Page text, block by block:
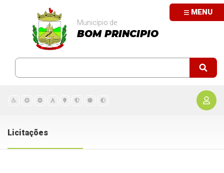
MENU
Município de
BOM PRINCIPIO
Licitações